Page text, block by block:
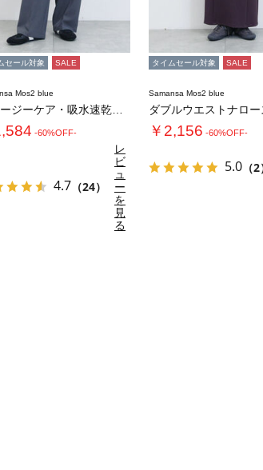
セール対象 SALE
Mos2 blue
-60%OFF-
4.7 （24）
レ
ビ
ュ
ー
を
見
る
タイムセール対象 SALE
Samansa Mos2 blue
￥2,156 -60%OFF-
5.0 （2